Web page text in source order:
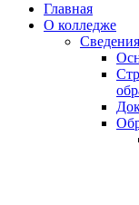
Главная
О колледже